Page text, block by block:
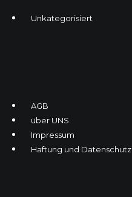
Unkategorisiert
AGB
über UNS
Impressum
Haftung und Datenschutz